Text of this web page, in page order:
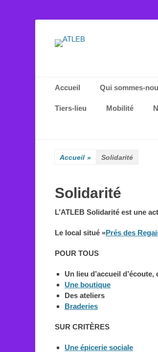
ATLEB
Menu principal
contenu
Accueil Qui sommes-
Tiers-lieu Mobilité
Accueil » Solidarité
Solidarité
L’ATLEB Solidarité est une
Le local situé «Prés des
POUR TOUS
Un lieu d’accueil
Une boutique
Des ateliers
Braderies
SUR CRITÈRES
Une épicerie sociale